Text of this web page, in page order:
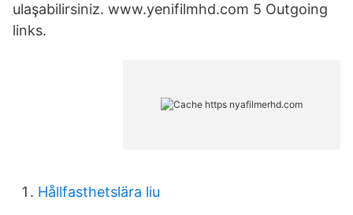
ulaşabilirsiniz. www.yenifilmhd.com 5 Outgoing
links.
Hållfasthetslära liu